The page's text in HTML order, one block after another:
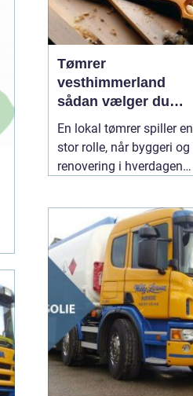
Tømrer
vesthimmerland
sådan vælger du
den rette til dit
byggeri
En lokal tømrer spiller en
stor rolle, når byggeri og
renovering i hverdagen
område som
Vesthimmerland, hvor
både klima, landbrug og
ældre bygninger stiller
særlige krav til
materialer og håndværk.
En30 juli 2026